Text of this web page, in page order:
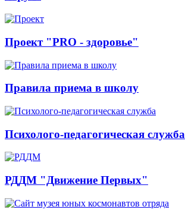
Проект "PRO - здоровье"
Правила приема в школу
Психолого-педагогическая служба
РДДМ "Движение Первых"